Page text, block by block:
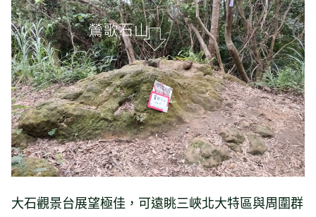
大石觀景台展望極佳，可遠眺三峽北大特區與周圍群